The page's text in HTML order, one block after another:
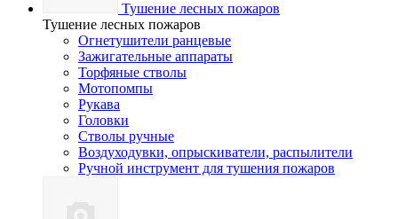
Тушение лесных пожаров
Тушение лесных пожаров
Огнетушители ранцевые
Зажигательные аппараты
Торфяные стволы
Мотопомпы
Рукава
Головки
Стволы ручные
Воздуходувки, опрыскиватели, распылители
Ручной инструмент для тушения пожаров